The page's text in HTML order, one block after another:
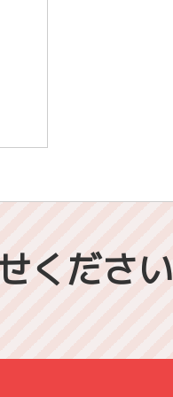
ください